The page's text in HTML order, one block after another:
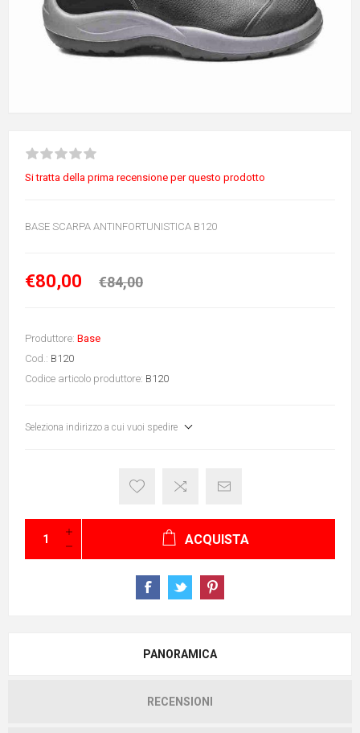
Si tratta della prima recensione per questo prodotto
BASE SCARPA ANTINFORTUNISTICA B120
€80,00 €84,00
Produttore: Base
Cod.: B120
Codice articolo produttore: B120
Seleziona indirizzo a cui vuoi spedire
ACQUISTA
PANORAMICA
RECENSIONI